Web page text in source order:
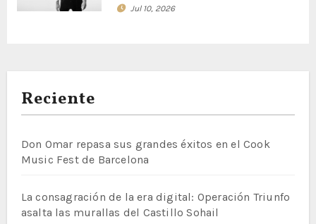
Jul 10, 2026
Reciente
Don Omar repasa sus grandes éxitos en el Cook
Music Fest de Barcelona
La consagración de la era digital: Operación Triunfo
asalta las murallas del Castillo Sohail